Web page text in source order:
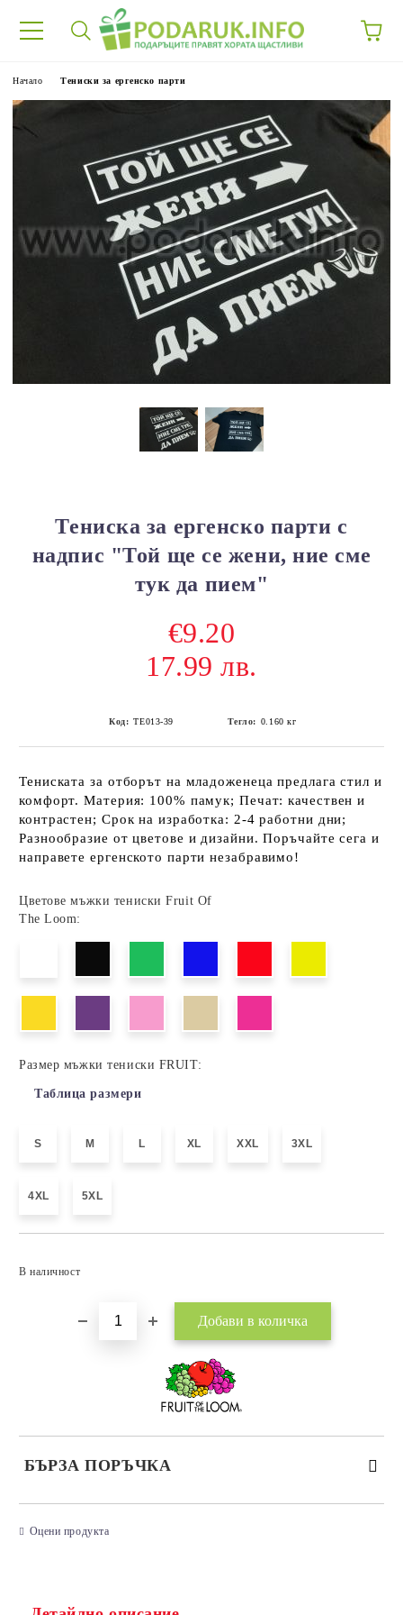
Начало Тениски за ергенско парти
Тениска за ергенско парти с
надпис "Той ще се жени, ние сме
тук да пием"
€9.20
17.99 лв.
Код: ТЕ013-39 Тегло: 0.160 кг
Тениската за отборът на младоженеца предлага стил и
комфорт. Материя: 100% памук; Печат: качествен и
контрастен; Срок на изработка: 2-4 работни дни;
Разнообразие от цветове и дизайни. Поръчайте сега и
направете ергенското парти незабравимо!
Цветове мъжки тениски Fruit Of
The Loom:
Размер мъжки тениски FRUIT:
Таблица размери
S M L XL XXL 3XL
4XL 5XL
В наличност
БЪРЗА ПОРЪЧКА
Оцени продукта